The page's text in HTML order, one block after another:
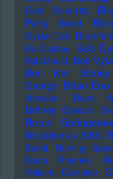
Faith
Blink-182
Party
Blond
Oyster Cult
Bo Diddley Bob
Bob Mould Bob
Bon Iver
George Brian Eno
Johnson
Brian
Britney Spears
Bruce
Brutalismus 3000
Burial Burning
Busta Rhymes
Voltaire Campino